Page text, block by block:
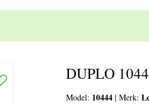
DUPLO
Model: 10444 |Merk: